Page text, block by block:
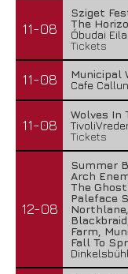
11-08
Sziget
The
Óbudai
Tickets
11-08
Municipal
Cafe
11-08
Wolves In
Tickets
12-08
Summer
Arch
The
Paleface
Farm,
Fall To
Dinkelsbühl